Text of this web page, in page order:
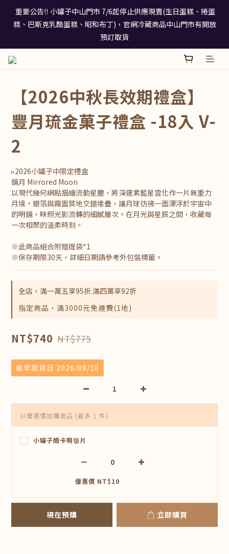
糕、巴斯克乳酪蛋糕、昭和布丁)，官網冷藏商品中山門市有開放
預訂取貨
糕、巴斯克乳酪蛋糕、昭和布丁)，官網冷藏商品中山門市有開放
預訂取貨
2026中秋禮盒早鳥優惠方案 即日起至 08.29 滿額最高享 92 折疊加
8
7
5
1
0
7
6
4
0
6
5
38
4
3
2
1
時
6
5
4
3
7
6
5
4
9
7
3
2
1
0
8
7
5
1
0
糕、巴斯克乳酪蛋糕、昭和布丁)，官網冷藏商品中山門市有開放
【2026中秋長效期禮盒】
豐月琉金菓子禮盒 -18入 V-
2
▹2026小罐子中限定禮盒
鏡月 Mirrored Moon
以現代幾何網點描繪流動星塵，將深邃紫藍星雲化作一片無重力
月境。銀箔與霧面質地交錯堆疊，讓月球彷彿一面漂浮於宇宙中
的明鏡，映照光影流轉的細膩層次。在月光與星辰之間，收藏每
一次相聚的溫柔時刻。
※此商品組合附贈提袋*1
※保存期限30天，詳細日期請參考外包裝標籤。
全店，滿一萬五享95折.滿四萬享92折
指定商品，滿3000元免運費(1地)
NT$740 NT$775
最早取貨日 2026/08/18
以優惠價加購商品 (最多 1 件)
小罐子酷卡明信片
優惠價 NT$10
現在預購 立即購買